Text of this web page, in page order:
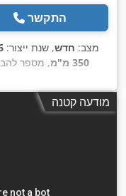
התקשר
מצב: חדש, שנת ייצור:
350 מ"מ
, מספר
הרוטור:350 מ"מ ,
12 חודשים מודעה קטנה